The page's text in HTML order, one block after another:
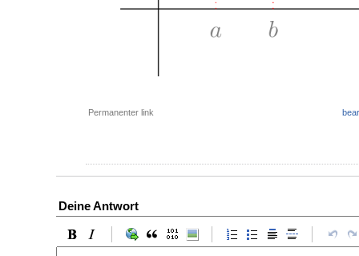
Permanenter link
Deine Antwort